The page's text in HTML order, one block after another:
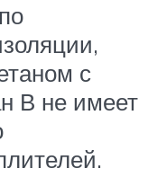
с
В не имеет